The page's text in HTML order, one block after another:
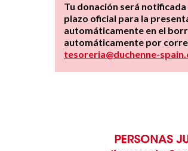
Tu donación será
plazo oficial para la
automáticamente en el
automáticamente por
tesoreria@duchenne-